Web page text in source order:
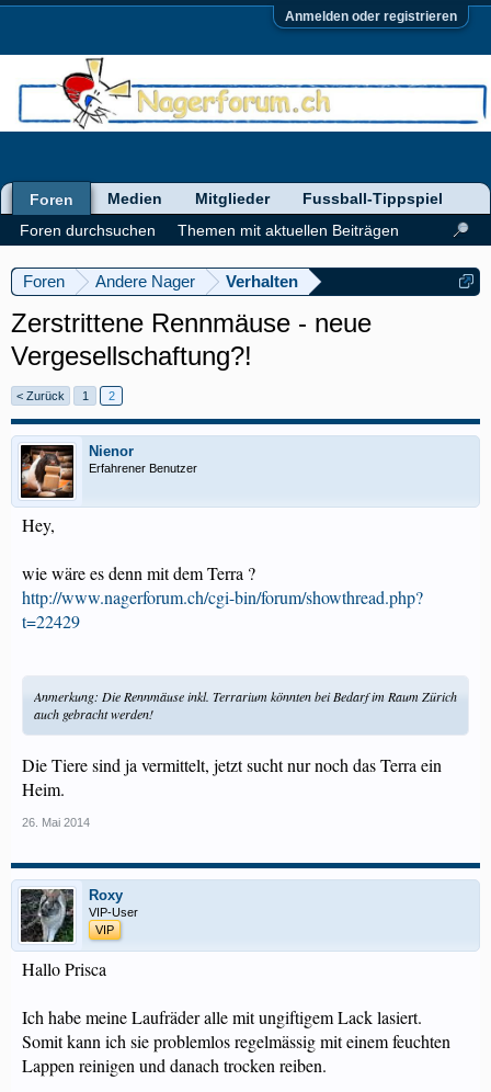
Anmelden oder registrieren
Foren Andere Nager Verhalten
Zerstrittene Rennmäuse - neue
Vergesellschaftung?!
< Zurück 1 2
Nienor
Erfahrener Benutzer
Hey,
wie wäre es denn mit dem Terra ?
http://www.nagerforum.ch/cgi-bin/forum/showthread.php?
t=22429
Anmerkung: Die Rennmäuse inkl. Terrarium könnten bei Bedarf im Raum Zürich
auch gebracht werden!
Die Tiere sind ja vermittelt, jetzt sucht nur noch das Terra ein
Heim.
26. Mai 2014
Roxy
VIP-User
VIP
Hallo Prisca
Ich habe meine Laufräder alle mit ungiftigem Lack lasiert.
Somit kann ich sie problemlos regelmässig mit einem feuchten
Lappen reinigen und danach trocken reiben.
Foren
Foren durchsuchen
Themen mit aktuellen Beiträgen
Medien Mitglieder Fussball-Tippspiel